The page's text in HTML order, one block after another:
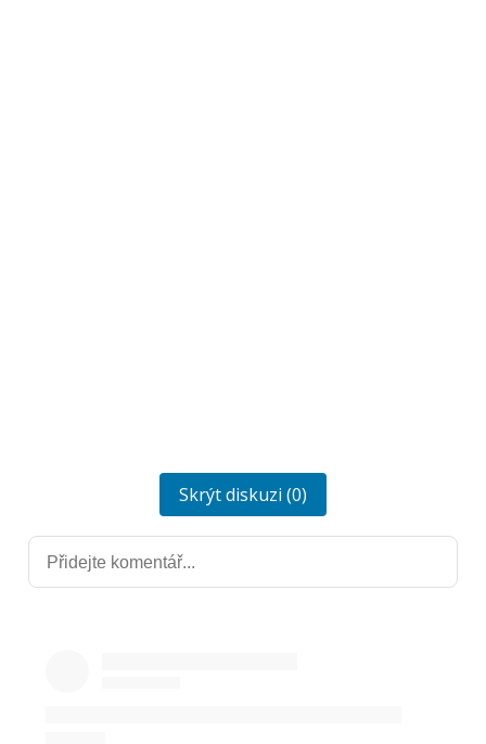
Skrýt diskuzi (0)